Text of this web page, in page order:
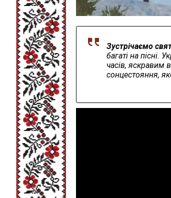
Зустрічаємо
багаті на пісні.
часів, яскравим
сонцестояння,